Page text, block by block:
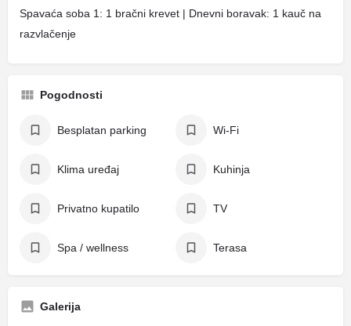
Spavaća soba 1: 1 bračni krevet | Dnevni boravak: 1 kauč na
razvlačenje
Pogodnosti
Besplatan parking Wi-Fi
Klima uređaj Kuhinja
Privatno kupatilo TV
Spa / wellness Terasa
Galerija